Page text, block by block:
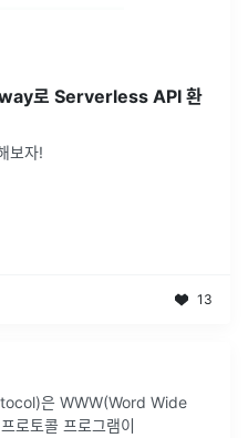
로 Serverless API 환
보자!
13
은 WWW(Word Wide
로토콜 프로그램이